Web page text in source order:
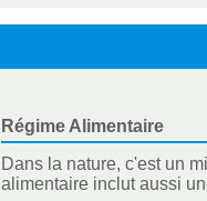
Régime Alimentaire
Dans la nature, c'est un
alimentaire inclut aussi